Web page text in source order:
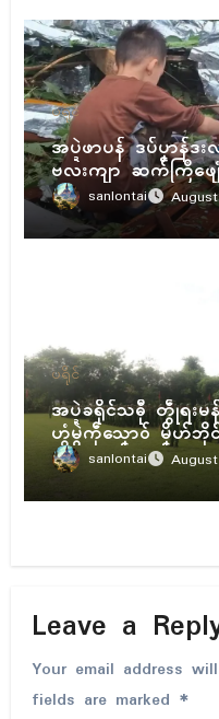
ပရိုၚ်
အပ္ဍဲဖာပန် ဒပ်ပၞာန်
ဗလးကျာ ဆက်ကြဳဖ
sanlontai
ပရိုၚ်
အပ္ဍဲခရိုၚ်သဓီု တွဵုရးမ
ဟွံမွဲကဵုသၞောဝ် မၞိဟ်ဘို
sanlontai
Leave a
Your email address
fields are marked *